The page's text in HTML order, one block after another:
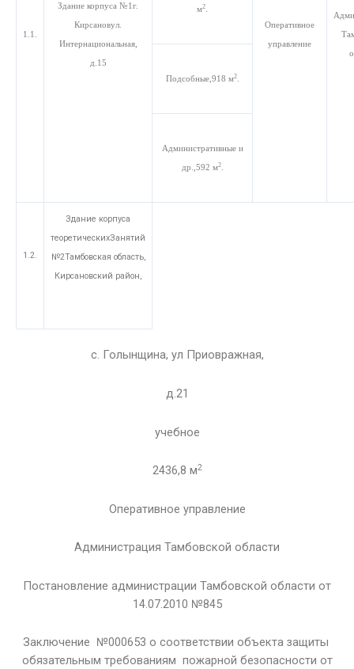
1.1.
Здание корпуса №1г.
Кирсановул.
Интернациональная,
д.15
Оперативное
управление
м2
Подсобные, 918 м2.
Административные и
др., 592 м2.
1.2.
Здание корпуса
теоретическихЗанятий
№2Тамбовская область,
Кирсановский район,
с. Голынщина, ул Приовражная,
д.21
учебное
2436,8 м2
Оперативное управление
Администрация Тамбовской области
Постановление администрации Тамбовской области от
14.07.2010 №845
Заключение №000653 о соответствии объекта защиты
обязательным требованиям пожарной безопасности от